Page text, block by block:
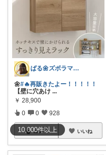
10,000件以上
ぱる🌼ズボラママのラク家事
🌼#🔥再販きたよー！！！！！
【壁に穴あけ ...
￥ 28,900
0 0 928
コレ いいね